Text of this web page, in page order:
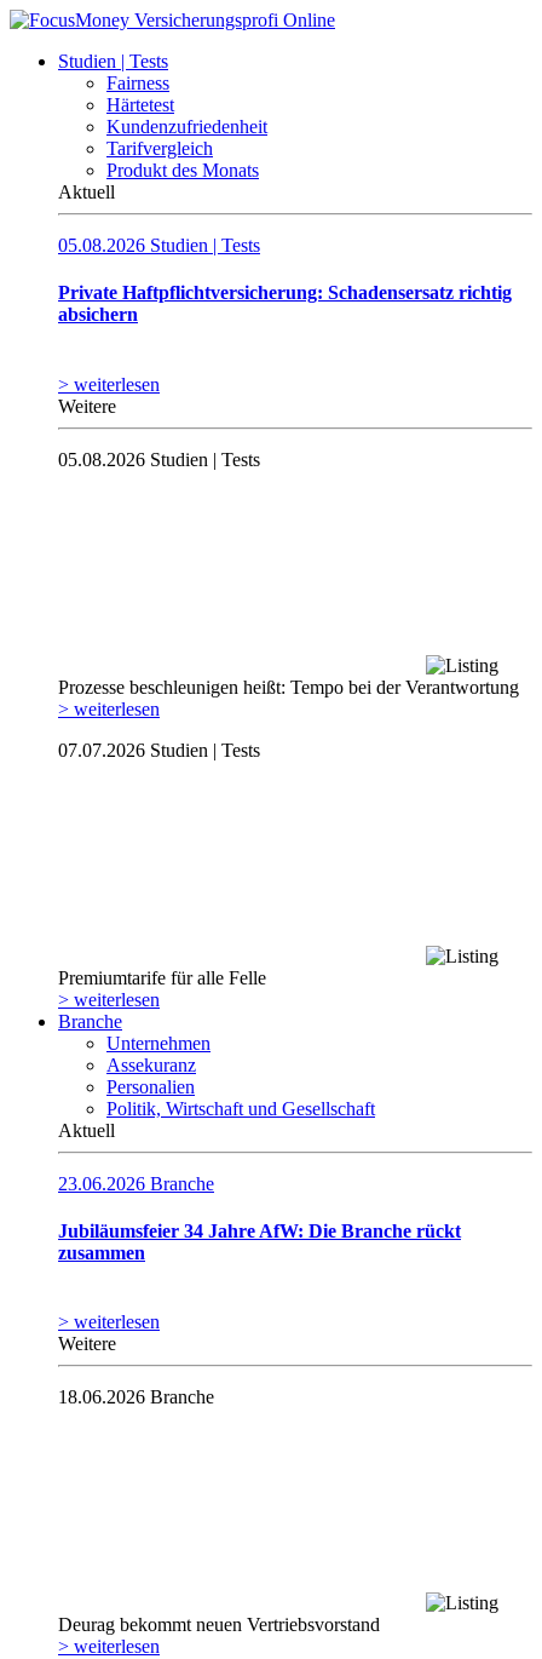
Studien | Tests
Fairness
Härtetest
Kundenzufriedenheit
Tarifvergleich
Produkt des Monats
Aktuell
05.08.2026 Studien | Tests
Private Haftpflicht­versicherung: Schadensersatz richtig
absichern
> weiterlesen
Weitere
05.08.2026 Studien | Tests
Prozesse beschleunigen heißt: Tempo bei der Verantwortung
> weiterlesen
07.07.2026 Studien | Tests
Premiumtarife für alle Felle
> weiterlesen
Branche
Unternehmen
Assekuranz
Personalien
Politik, Wirtschaft und Gesellschaft
Aktuell
23.06.2026 Branche
Jubiläumsfeier 34 Jahre AfW: Die Branche rückt
zusammen
> weiterlesen
Weitere
18.06.2026 Branche
Deurag bekommt neuen Vertriebsvorstand
> weiterlesen